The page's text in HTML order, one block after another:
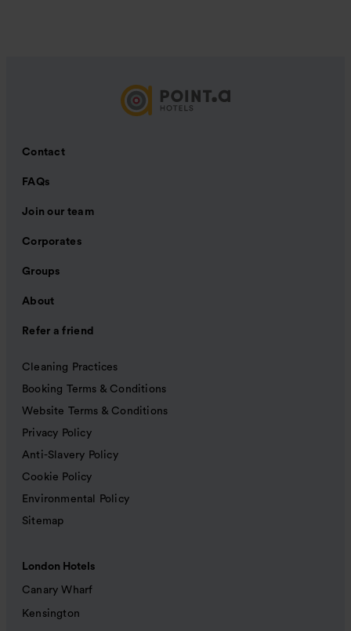
Contact
FAQs
Join our team
Corporates
Groups
About
Refer a friend
Cleaning Practices
Booking Terms & Conditions
Website Terms & Conditions
Privacy Policy
Anti-Slavery Policy
Cookie Policy
Environmental Policy
Sitemap
London Hotels
Canary Wharf
Kensington